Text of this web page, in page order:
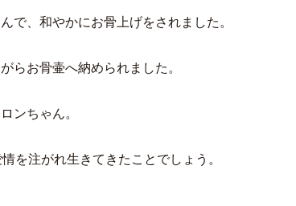
で、和やかにお骨上げをされました。
らお骨壷へ納められました。
ンちゃん。
を注がれ生きてきたことでしょう。